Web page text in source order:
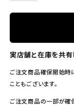
実店舗と在庫を共有
ご注文商品確保開始時
こともございます。
ご注文商品の一部が確